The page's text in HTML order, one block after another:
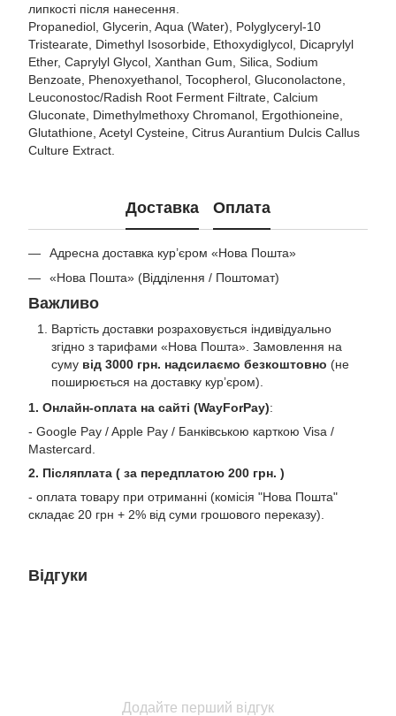
липкості після нанесення.
Propanediol, Glycerin, Aqua (Water), Polyglyceryl-10
Tristearate, Dimethyl Isosorbide, Ethoxydiglycol, Dicaprylyl
Ether, Caprylyl Glycol, Xanthan Gum, Silica, Sodium
Benzoate, Phenoxyethanol, Tocopherol, Gluconolactone,
Leuconostoc/Radish Root Ferment Filtrate, Calcium
Gluconate, Dimethylmethoxy Chromanol, Ergothioneine,
Glutathione, Acetyl Cysteine, Citrus Aurantium Dulcis Callus
Culture Extract.
Доставка Оплата
Адресна доставка кур’єром «Нова Пошта»
«Нова Пошта» (Відділення / Поштомат)
Важливо
Вартість доставки розраховується індивідуально
згідно з тарифами «Нова Пошта». Замовлення на
суму від 3000 грн. надсилаємо безкоштовно (не
поширюється на доставку курʼєром).
1. Онлайн-оплата на сайті (WayForPay):
- Google Pay / Apple Pay / Банківською карткою Visa /
Mastercard.
2. Післяплата ( за передплатою 200 грн. )
- оплата товару при отриманні (комісія "Нова Пошта"
складає 20 грн + 2% від суми грошового переказу).
Відгуки
Додайте перший відгук